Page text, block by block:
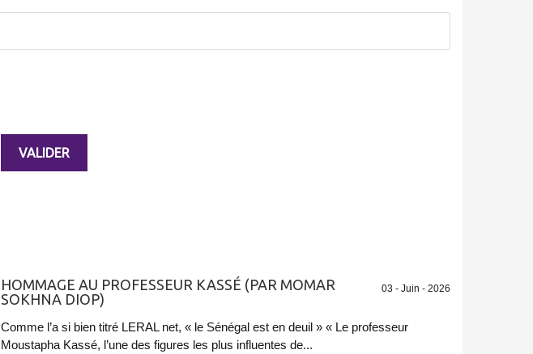
03 - Juin - 2026
HOMMAGE AU PROFESSEUR KASSÉ (PAR MOMAR
SOKHNA DIOP)
Comme l’a si bien titré LERAL net, « le Sénégal est en deuil » « Le professeur
Moustapha Kassé, l’une des figures les plus influentes de...